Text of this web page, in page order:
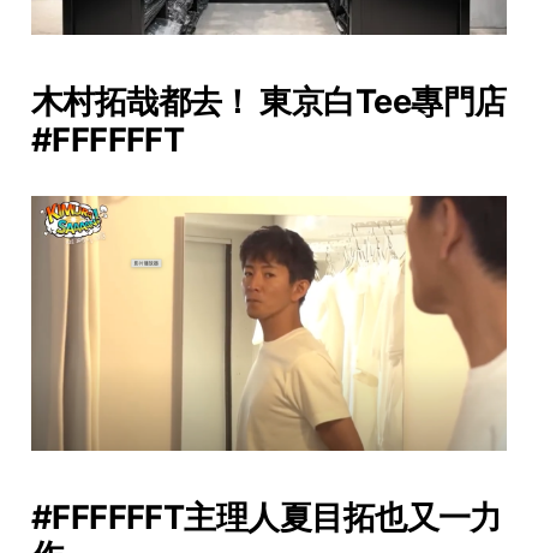
木村拓哉都去！ 東京白Tee專門店
#FFFFFFT
#FFFFFFT主理人夏目拓也又一力